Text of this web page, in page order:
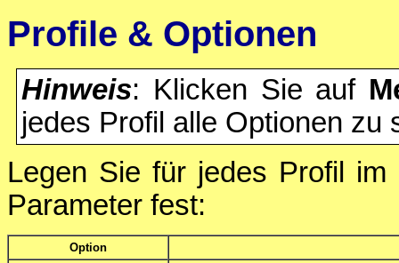
Profile & Optionen
Hinweis: Klicken Sie auf
jedes Profil alle Optionen zu
Legen Sie für jedes Profil
Parameter fest:
Option